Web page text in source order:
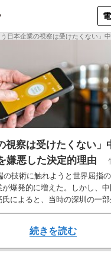
う日本企業の視察は受けたくない」
視察は受けたくない
嫌悪した決定的理由
の技術に触れようと世界屈指
爆発的に増えた。しかし、
によると、当時の深圳の一
続きを読む